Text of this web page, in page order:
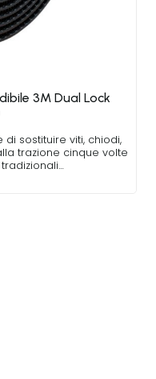
3M Dual Lock
di sostituire viti, chiodi,
trazione cinque volte